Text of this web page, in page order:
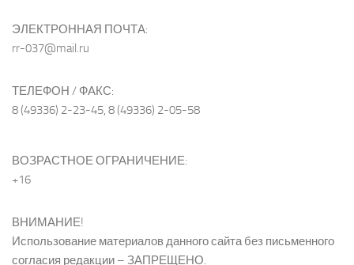
ЭЛЕКТРОННАЯ ПОЧТА:
rr-037@mail.ru
ТЕЛЕФОН / ФАКС:
8 (49336) 2-23-45, 8 (49336) 2-05-58
ВОЗРАСТНОЕ ОГРАНИЧЕНИЕ:
+16
ВНИМАНИЕ!
Использование материалов данного сайта без письменного
согласия редакции – ЗАПРЕЩЕНО.